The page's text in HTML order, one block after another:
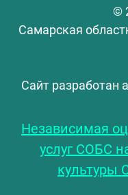
©
Самарская
Сайт разработан
Независимая
услуг СОБС
культуры